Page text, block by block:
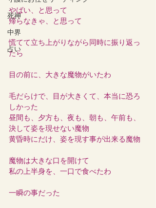
死神
中界
占い
やばい、と思って
帰らなきゃ、と思って
慌てて立ち上がりながら同時に振り返っ
たら
目の前に、大きな魔物がいたわ
毛だらけで、目が大きくて、本当に恐ろ
しかった
昼間も、夕方も、夜も、朝も、午前も、
決して姿を現せない魔物
黄昏時にだけ、姿を現す事が出来る魔物
魔物は大きな口を開けて
私の上半身を、一口で食べたわ
一瞬の事だった